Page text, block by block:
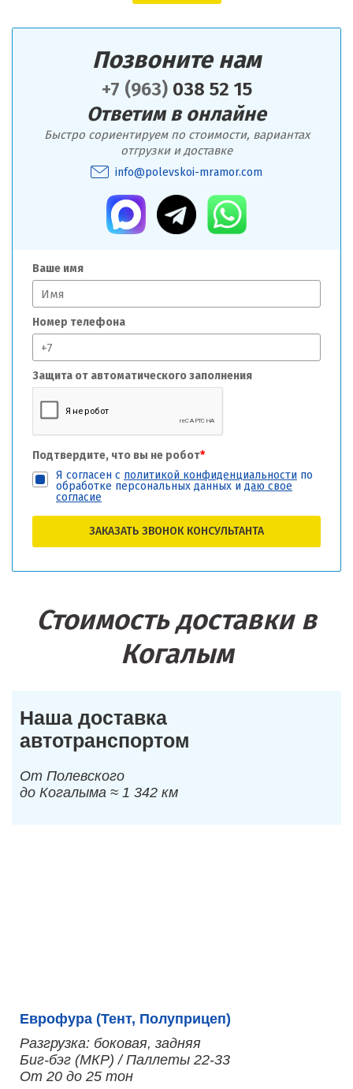
Позвоните нам
+7 (963)038 52 15
Ответим в онлайне
Быстро сориентируем по стоимости, вариантах
отгрузки и доставке
info@polevskoi-mramor.com
Ваше имя
Номер телефона
Защита от автоматического заполнения
Подтвердите, что вы не робот*
Я согласен с политикой конфиденциальности по
обработке персональных данных и даю свое
согласие
ЗАКАЗАТЬ ЗВОНОК КОНСУЛЬТАНТА
Стоимость доставки в
Когалым
Наша доставка
автотранспортом
От Полевского
до Когалыма ≈ 1 342 км
Еврофура (Тент, Полуприцеп)
Разгрузка: боковая, задняя
Биг-бэг (МКР) / Паллеты 22-33
От 20 до 25 тон